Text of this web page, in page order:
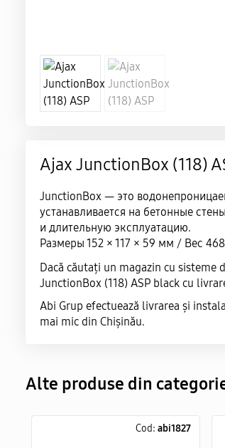
Ajax JunctionBox (118)
JunctionBox — это
устанавливается на бетонные
и длительную эксплуатацию.
Размеры 152 × 117 × 59 мм / Вес
Dacă căutați un magazin cu
JunctionBox (118) ASP black cu
Abi Grup efectuează livrarea și
mai mic din Chișinău.
Alte produse din
Cod:abi1827